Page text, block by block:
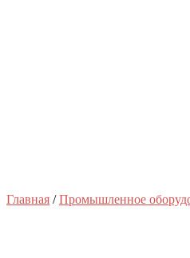
Главная /Промышленное